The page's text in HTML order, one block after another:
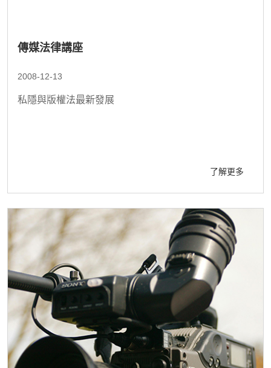
傳媒法律講座
2008-12-13
私隱與版權法最新發展
了解更多